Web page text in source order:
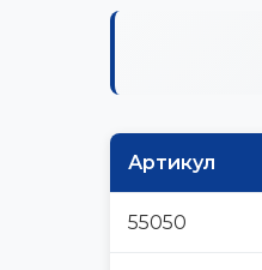
Артикул
55050